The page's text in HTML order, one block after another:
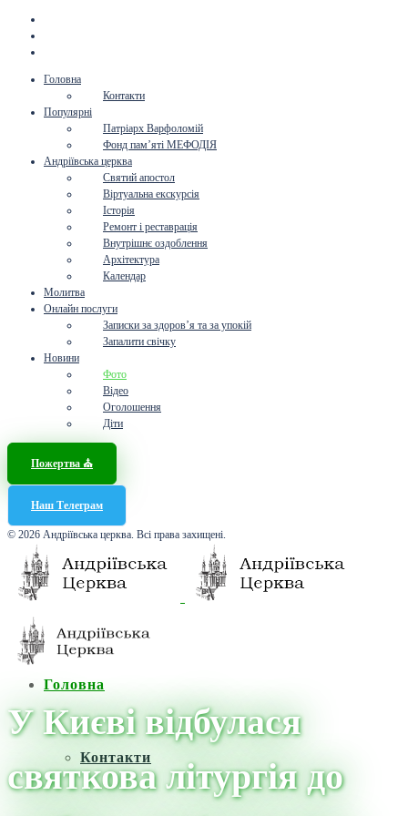
Головна
Контакти
Популярні
Патріарх Варфоломій
Фонд пам’яті МЕФОДІЯ
Андріївська церква
Святий апостол
Віртуальна екскурсія
Історія
Ремонт і реставрація
Внутрішнє оздоблення
Архітектура
Календар
Молитва
Онлайн послуги
Записки за здоров’я та за упокій
Запалити свічку
Новини
Фото
Відео
Оголошення
Діти
Пожертва ⛪️
Наш Телеграм
© 2026 Андріївська церква. Всі права захищені.
Головна
Контакти
У Києві відбулася
святкова літургія до